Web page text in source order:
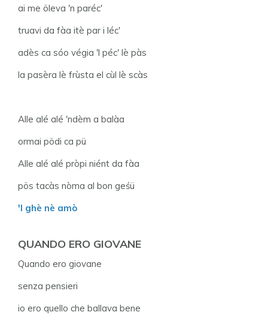
ai me öleva 'n paréc'
truavi da fàa itè par i léc'
adès ca sóo végia 'l péc' lè pàs
la pasèra lè frùsta el cùl lè scàs
Alle alé alé 'ndèm a balàa
ormai pödi ca pü
Alle alé alé pròpi niént da fàa
pös tacàs nòma al bon geśü
'l ghè nè amò
QUANDO ERO GIOVANE
Quando ero giovane
senza pensieri
io ero quello che ballava bene